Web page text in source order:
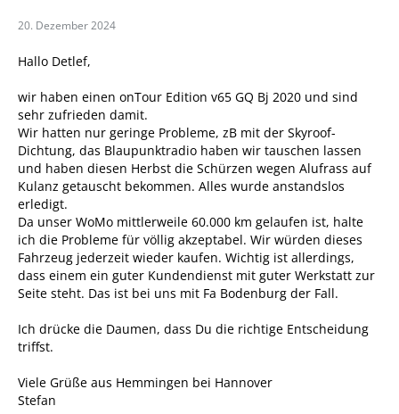
20. Dezember 2024
Hallo Detlef,
wir haben einen onTour Edition v65 GQ Bj 2020 und sind
sehr zufrieden damit.
Wir hatten nur geringe Probleme, zB mit der Skyroof-
Dichtung, das Blaupunktradio haben wir tauschen lassen
und haben diesen Herbst die Schürzen wegen Alufrass auf
Kulanz getauscht bekommen. Alles wurde anstandslos
erledigt.
Da unser WoMo mittlerweile 60.000 km gelaufen ist, halte
ich die Probleme für völlig akzeptabel. Wir würden dieses
Fahrzeug jederzeit wieder kaufen. Wichtig ist allerdings,
dass einem ein guter Kundendienst mit guter Werkstatt zur
Seite steht. Das ist bei uns mit Fa Bodenburg der Fall.
Ich drücke die Daumen, dass Du die richtige Entscheidung
triffst.
Viele Grüße aus Hemmingen bei Hannover
Stefan